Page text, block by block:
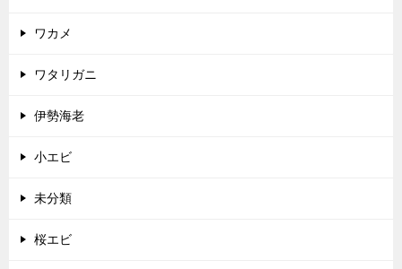
ワカメ
ワタリガニ
伊勢海老
小エビ
未分類
桜エビ